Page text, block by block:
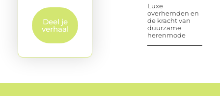
Luxe
overhemden en
de kracht van
duurzame
herenmode
Deel je
verhaal